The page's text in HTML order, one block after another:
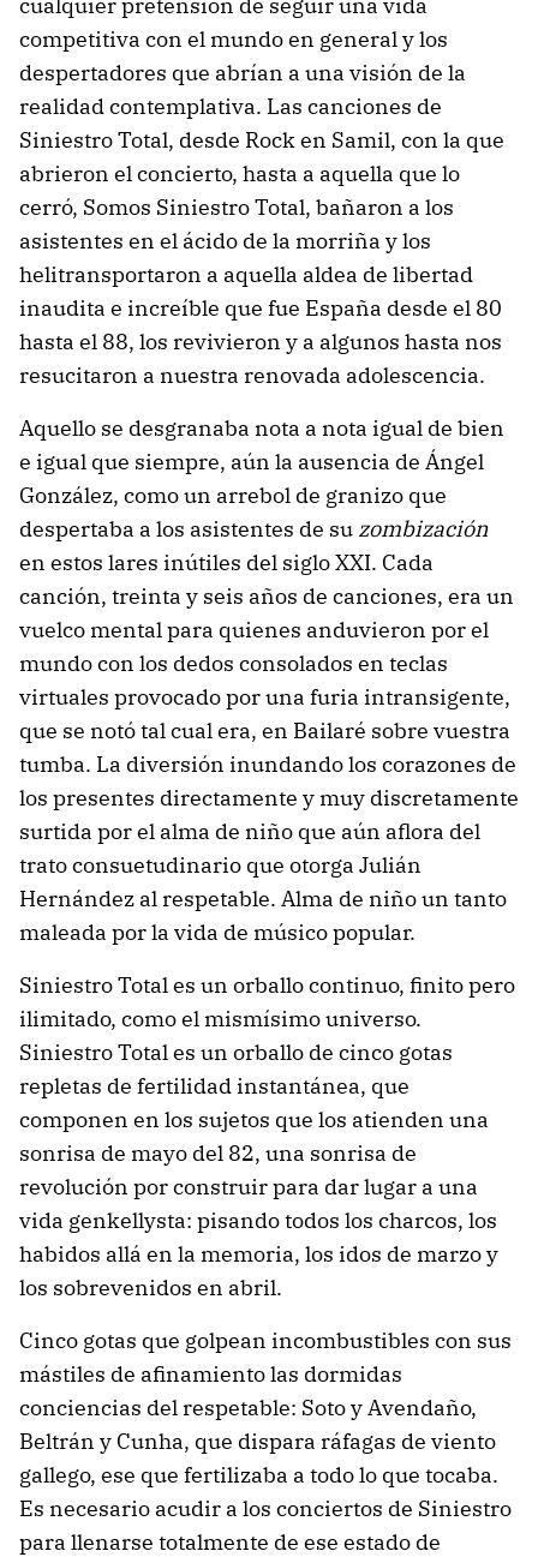
competitiva con el mundo en general y los
despertadores que abrían a una visión de la
realidad contemplativa. Las canciones de
Siniestro Total, desde Rock en Samil, con la que
abrieron el concierto, hasta a aquella que lo
cerró, Somos Siniestro Total, bañaron a los
asistentes en el ácido de la morriña y los
helitransportaron a aquella aldea de libertad
inaudita e increíble que fue España desde el 80
hasta el 88, los revivieron y a algunos hasta nos
resucitaron a nuestra renovada adolescencia.
Aquello se desgranaba nota a nota igual de bien
e igual que siempre, aún la ausencia de Ángel
González, como un arrebol de granizo que
despertaba a los asistentes de su zombización
en estos lares inútiles del siglo XXI. Cada
canción, treinta y seis años de canciones, era un
vuelco mental para quienes anduvieron por el
mundo con los dedos consolados en teclas
virtuales provocado por una furia intransigente,
que se notó tal cual era, en Bailaré sobre vuestra
tumba. La diversión inundando los corazones de
los presentes directamente y muy discretamente
surtida por el alma de niño que aún aflora del
trato consuetudinario que otorga Julián
Hernández al respetable. Alma de niño un tanto
maleada por la vida de músico popular.
Siniestro Total es un orballo continuo, finito pero
ilimitado, como el mismísimo universo.
Siniestro Total es un orballo de cinco gotas
repletas de fertilidad instantánea, que
componen en los sujetos que los atienden una
sonrisa de mayo del 82, una sonrisa de
revolución por construir para dar lugar a una
vida genkellysta: pisando todos los charcos, los
habidos allá en la memoria, los idos de marzo y
los sobrevenidos en abril.
Cinco gotas que golpean incombustibles con sus
mástiles de afinamiento las dormidas
conciencias del respetable: Soto y Avendaño,
Beltrán y Cunha, que dispara ráfagas de viento
gallego, ese que fertilizaba a todo lo que tocaba.
Es necesario acudir a los conciertos de Siniestro
para llenarse totalmente de ese estado de